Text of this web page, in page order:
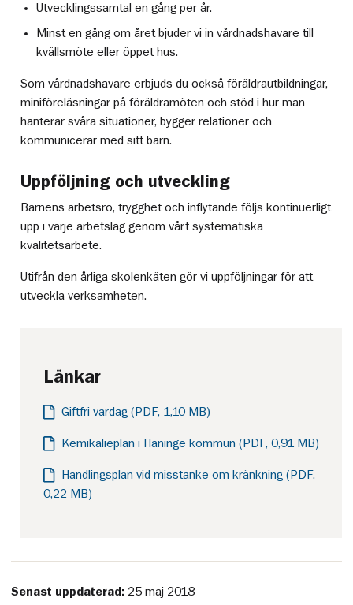
Utvecklingssamtal en gång per år.
Minst en gång om året bjuder vi in vårdnadshavare till
kvällsmöte eller öppet hus.
Som vårdnadshavare erbjuds du också föräldrautbildningar,
miniföreläsningar på föräldramöten och stöd i hur man
hanterar svåra situationer, bygger relationer och
kommunicerar med sitt barn.
Uppföljning och utveckling
Barnens arbetsro, trygghet och inflytande följs kontinuerligt
upp i varje arbetslag genom vårt systematiska
kvalitetsarbete.
Utifrån den årliga skolenkäten gör vi uppföljningar för att
utveckla verksamheten.
Länkar
Giftfri vardag (PDF, 1,10 MB)
Kemikalieplan i Haninge kommun (PDF, 0,91 MB)
Handlingsplan vid misstanke om kränkning (PDF,
0,22 MB)
Senast uppdaterad: 25 maj 2018